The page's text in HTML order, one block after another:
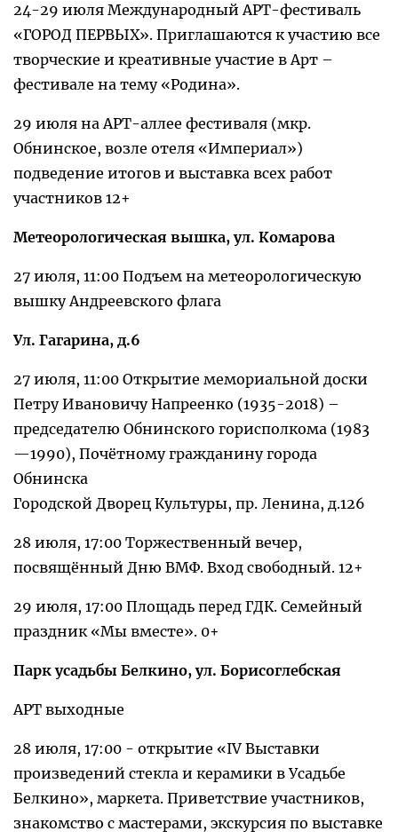
24-29 июля Международный АРТ-фестиваль
«ГОРОД ПЕРВЫХ». Приглашаются к участию все
творческие и креативные участие в Арт –
фестивале на тему «Родина».
29 июля на АРТ-аллее фестиваля (мкр.
Обнинское, возле отеля «Империал»)
подведение итогов и выставка всех работ
участников 12+
Метеорологическая вышка, ул. Комарова
27 июля, 11:00 Подъем на метеорологическую
вышку Андреевского флага
Ул. Гагарина, д.6
27 июля, 11:00 Открытие мемориальной доски
Петру Ивановичу Напреенко (1935-2018) –
председателю Обнинского горисполкома (1983
—1990), Почётному гражданину города
Обнинска
Городской Дворец Культуры, пр. Ленина, д.126
28 июля, 17:00 Торжественный вечер,
посвящённый Дню ВМФ. Вход свободный. 12+
29 июля, 17:00 Площадь перед ГДК. Семейный
праздник «Мы вместе». 0+
Парк усадьбы Белкино, ул. Борисоглебская
АРТ выходные
28 июля, 17:00 - открытие «IV Выставки
произведений стекла и керамики в Усадьбе
Белкино», маркета. Приветствие участников,
знакомство с мастерами, экскурсия по выставке